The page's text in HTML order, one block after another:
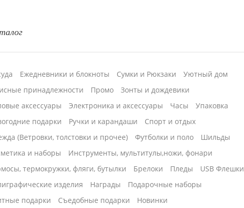
Ежедневники и блокноты Сумки и Рюкзаки
Уютный дом
принадлежности
Промо
Зонты и дождевики
аксессуары
Электроника и аксессуары Часы
Упаковка
подарки
Ручки и карандаши
Спорт и отдых
(Ветровки, толстовки и прочее)
Футболки и поло
Шильды
и наборы
Инструменты, мультитулы,ножи, фонари
термокружки, фляги, бутылки
Брелоки Пледы
USB Флешки
изделия
Награды
Подарочные наборы
подарки
Cъедобные подарки Новинки